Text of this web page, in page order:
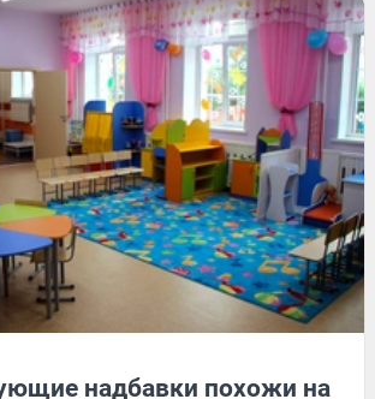
надбавки похожи на